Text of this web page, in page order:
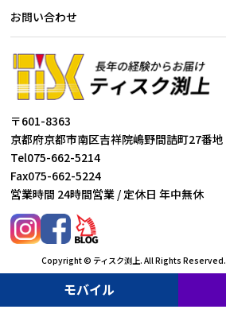
お問い合わせ
〒601-8363
京都府京都市南区吉祥院嶋野間詰町27番地
Tel075-662-5214
Fax075-662-5224
営業時間 24時間営業 / 定休日 年中無休
Copyright © ティスク渕上. All Rights Reserved.
モバイル